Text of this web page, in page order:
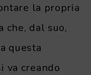
la propria
che, dal suo,
questa
va creando